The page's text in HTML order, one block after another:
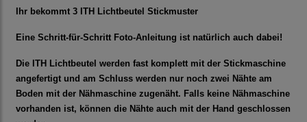
Ihr bekommt 3 ITH Lichtbeutel Stickmuster
Eine Schritt-für-Schritt Foto-Anleitung ist natürlich auch dabei!
Die ITH Lichtbeutel werden fast komplett mit der Stickmaschine
angefertigt und am Schluss werden nur noch zwei Nähte am
Boden mit der Nähmaschine zugenäht. Falls keine Nähmaschine
vorhanden ist, können die Nähte auch mit der Hand geschlossen